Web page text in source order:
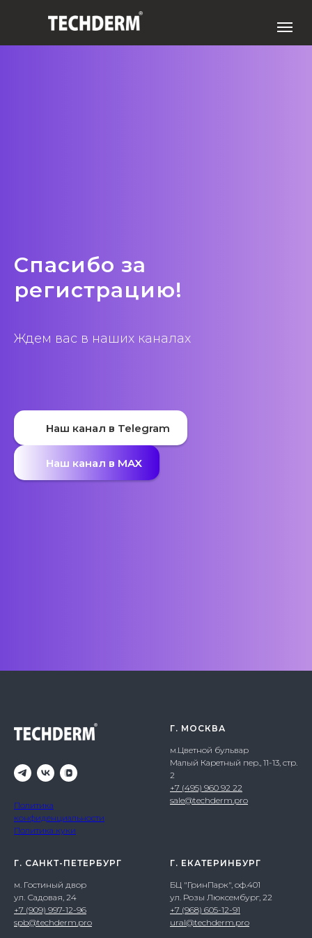
Спасибо за
регистрацию!
Ждем вас в наших каналах
Наш канал в Telegram
Наш канал в MAX
Политика
конфиденциальности
Политика куки
Г. МОСКВА
м.Цветной бульвар
Малый Каретный пер., 11-13, стр.
2
+7 (495) 960 92 22
sale@techderm.pro
Г. САНКТ-ПЕТЕРБУРГ
м. Гостиный двор
ул. Садовая, 24
+7 (909) 997-12-96
spb@techderm.pro
Г. ЕКАТЕРИНБУРГ
БЦ "ГринПарк", оф.401
ул. Розы Люксембург, 22
+7 (968) 605-12-91
ural@techderm.pro